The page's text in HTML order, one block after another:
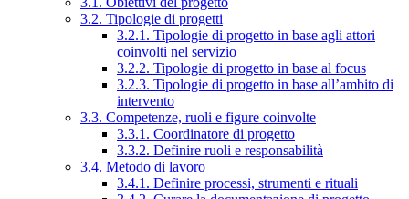
3.2. Tipologie di progetti
3.2.1. Tipologie di progetto in base agli attori
coinvolti nel servizio
3.2.2. Tipologie di progetto in base al focus
3.2.3. Tipologie di progetto in base all’ambito di
intervento
3.3. Competenze, ruoli e figure coinvolte
3.3.1. Coordinatore di progetto
3.3.2. Definire ruoli e responsabilità
3.4. Metodo di lavoro
3.4.1. Definire processi, strumenti e rituali